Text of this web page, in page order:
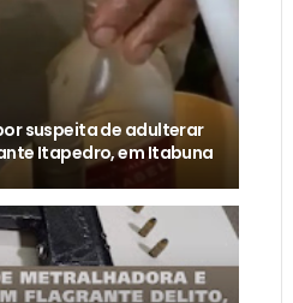
suspeita de adulterar
Itapedro, em Itabuna